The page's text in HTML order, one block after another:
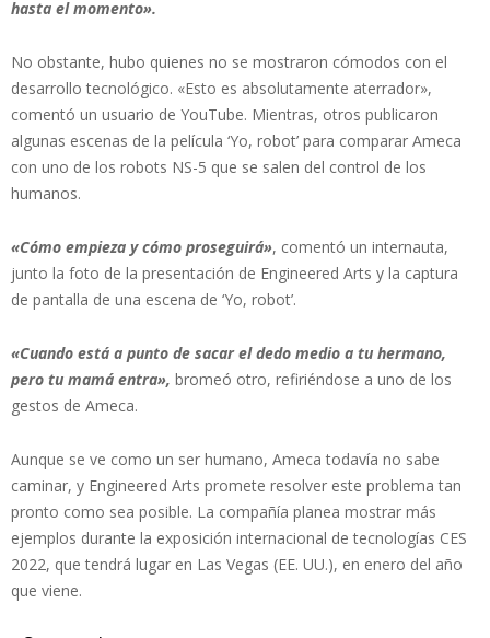
hasta el momento».
No obstante, hubo quienes no se mostraron cómodos con el
desarrollo tecnológico. «Esto es absolutamente aterrador»,
comentó un usuario de YouTube. Mientras, otros publicaron
algunas escenas de la película ‘Yo, robot’ para comparar Ameca
con uno de los robots NS-5 que se salen del control de los
humanos.
«Cómo empieza y cómo proseguirá», comentó un internauta,
junto la foto de la presentación de Engineered Arts y la captura
de pantalla de una escena de ‘Yo, robot’.
«Cuando está a punto de sacar el dedo medio a tu hermano,
pero tu mamá entra», bromeó otro, refiriéndose a uno de los
gestos de Ameca.
Aunque se ve como un ser humano, Ameca todavía no sabe
caminar, y Engineered Arts promete resolver este problema tan
pronto como sea posible. La compañía planea mostrar más
ejemplos durante la exposición internacional de tecnologías CES
2022, que tendrá lugar en Las Vegas (EE. UU.), en enero del año
que viene.